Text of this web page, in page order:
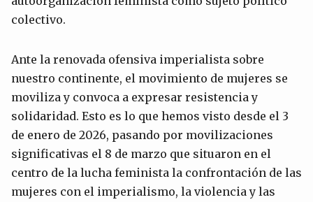
colectivo.
Ante la renovada ofensiva imperialista sobre
nuestro continente, el movimiento de mujeres se
moviliza y convoca a expresar resistencia y
solidaridad. Esto es lo que hemos visto desde el 3
de enero de 2026, pasando por movilizaciones
significativas el 8 de marzo que situaron en el
centro de la lucha feminista la confrontación de las
mujeres con el imperialismo, la violencia y las